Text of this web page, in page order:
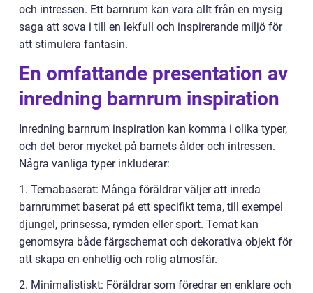
och intressen. Ett barnrum kan vara allt från en mysig
saga att sova i till en lekfull och inspirerande miljö för
att stimulera fantasin.
En omfattande presentation av
inredning barnrum inspiration
Inredning barnrum inspiration kan komma i olika typer,
och det beror mycket på barnets ålder och intressen.
Några vanliga typer inkluderar:
1. Temabaserat: Många föräldrar väljer att inreda
barnrummet baserat på ett specifikt tema, till exempel
djungel, prinsessa, rymden eller sport. Temat kan
genomsyra både färgschemat och dekorativa objekt för
att skapa en enhetlig och rolig atmosfär.
2. Minimalistiskt: Föräldrar som föredrar en enklare och